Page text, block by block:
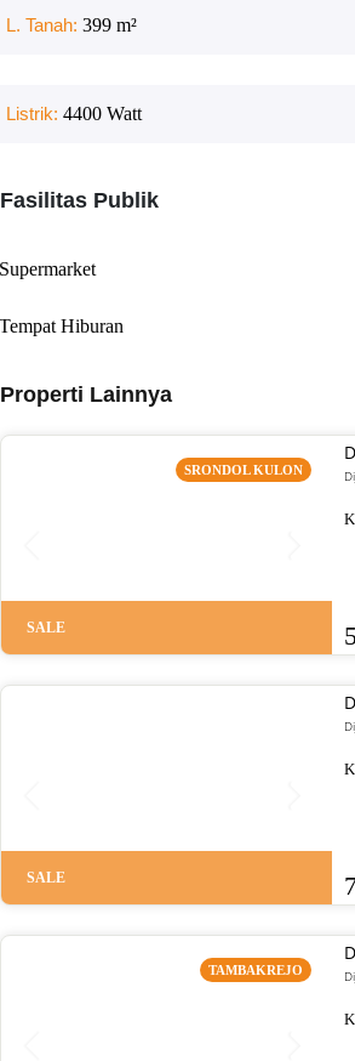
L. Tanah: 399 m²
Listrik: 4400 Watt
Fasilitas Publik
Supermarket
Tempat Hiburan
Properti Lainnya
SRONDOL KULON
SALE
SALE
TAMBAKREJO